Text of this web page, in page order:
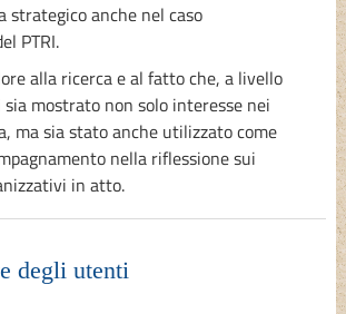
strategico anche nel caso
PTRI.
alla ricerca e al fatto che, a livello
sia mostrato non solo interesse nei
ma sia stato anche utilizzato come
nella riflessione sui
in atto.
degli utenti